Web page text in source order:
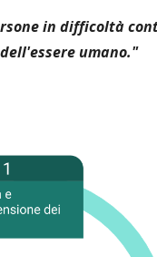
in difficoltà
umano."